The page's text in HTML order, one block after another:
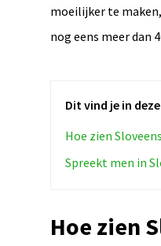
moeilijker te
nog eens meer dan
Dit vind je in
Hoe zien
Spreekt men in
Hoe zien